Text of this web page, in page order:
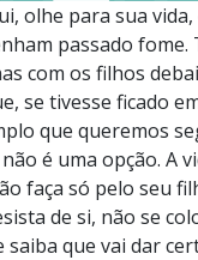
olhe para sua
passado
com os filhos
se tivesse ficado
que queremos
é uma opção. A
faça só pelo seu
de si, não se
que vai dar